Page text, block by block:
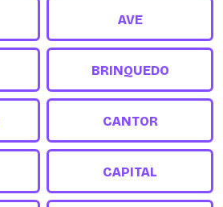
AVE
BRINQUEDO
CANTOR
CAPITAL